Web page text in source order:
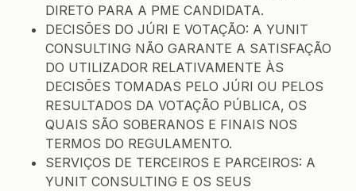
DIRETO PARA A PME CANDIDATA.
DECISÕES DO JÚRI E VOTAÇÃO: A YUNIT
CONSULTING NÃO GARANTE A SATISFAÇÃO
DO UTILIZADOR RELATIVAMENTE ÀS
DECISÕES TOMADAS PELO JÚRI OU PELOS
RESULTADOS DA VOTAÇÃO PÚBLICA, OS
QUAIS SÃO SOBERANOS E FINAIS NOS
TERMOS DO REGULAMENTO.
SERVIÇOS DE TERCEIROS E PARCEIROS: A
YUNIT CONSULTING E OS SEUS